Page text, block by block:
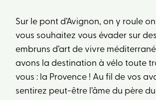
Sur le pont d’Avignon, on y roule
vous souhaitez vous évader sur
embruns d’art de vivre
avons la destination à vélo toute
vous : la Provence ! Au fil de vos
sentirez peut-être l’âme du père du